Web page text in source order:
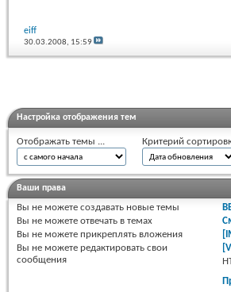
eiff
30.03.2008, 15:59
Настройка отображения тем
Отображать темы ... Критерий
Ваши права
Вы не можете создавать новые темы
Вы не можете отвечать в темах
Вы не можете прикреплять вложения
Вы не можете редактировать свои
сообщения